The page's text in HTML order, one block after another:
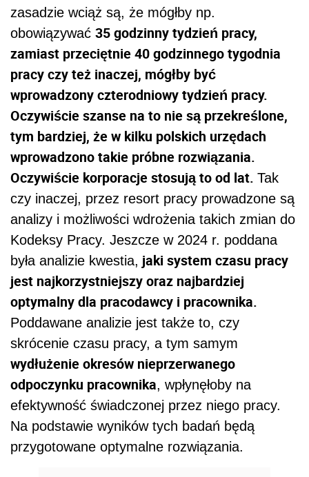
zasadzie wciąż są, że mógłby np.
obowiązywać 35 godzinny tydzień pracy,
zamiast przeciętnie 40 godzinnego tygodnia
pracy czy też inaczej, mógłby być
wprowadzony czterodniowy tydzień pracy.
Oczywiście szanse na to nie są przekreślone,
tym bardziej, że w kilku polskich urzędach
wprowadzono takie próbne rozwiązania.
Oczywiście korporacje stosują to od lat. Tak
czy inaczej, przez resort pracy prowadzone są
analizy i możliwości wdrożenia takich zmian do
Kodeksy Pracy. Jeszcze w 2024 r. poddana
była analizie kwestia, jaki system czasu pracy
jest najkorzystniejszy oraz najbardziej
optymalny dla pracodawcy i pracownika.
Poddawane analizie jest także to, czy
skrócenie czasu pracy, a tym samym
wydłużenie okresów nieprzerwanego
odpoczynku pracownika, wpłynęłoby na
efektywność świadczonej przez niego pracy.
Na podstawie wyników tych badań będą
przygotowane optymalne rozwiązania.